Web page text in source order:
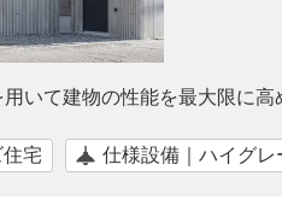
いて建物の性能を最大限に
宅 仕様設備｜ハイグレ